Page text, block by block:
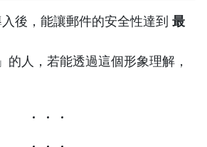
後，能讓郵件的安全性達到 最
的人，若能透過這個形象理解，